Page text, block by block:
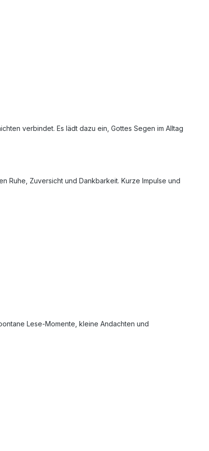
verbindet. Es lädt dazu ein, Gottes Segen im Alltag
Ruhe, Zuversicht und Dankbarkeit. Kurze Impulse und
Lese-Momente, kleine Andachten und